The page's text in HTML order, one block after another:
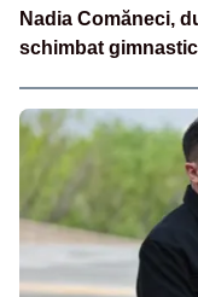
Nadia Comăneci,
schimbat